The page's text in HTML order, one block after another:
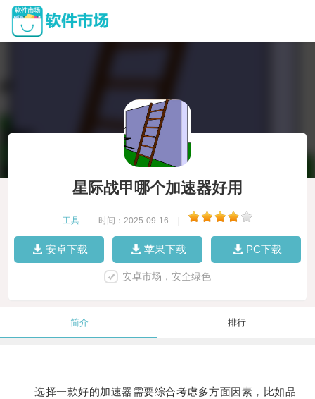
星际战甲哪个加速器好用
工具 时间：2025-09-16
安卓下载 苹果下载 PC下载
安卓市场，安全绿色
简介 排行
选择一款好的加速器需要综合考虑多方面因素，比如品